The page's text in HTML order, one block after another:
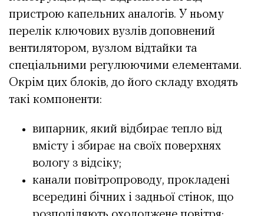
пристрою капельних аналогів. У ньому
перелік ключових вузлів доповнений
вентилятором, вузлом відтайки та
спеціальними регулюючими елементами.
Окрім цих блоків, до його складу входять
такі компоненти:
випарник, який відбирає тепло від
вмісту і збирає на своїх поверхнях
вологу з відсіку;
канали повітропроводу, прокладені
всередині бічних і задньої стінок, що